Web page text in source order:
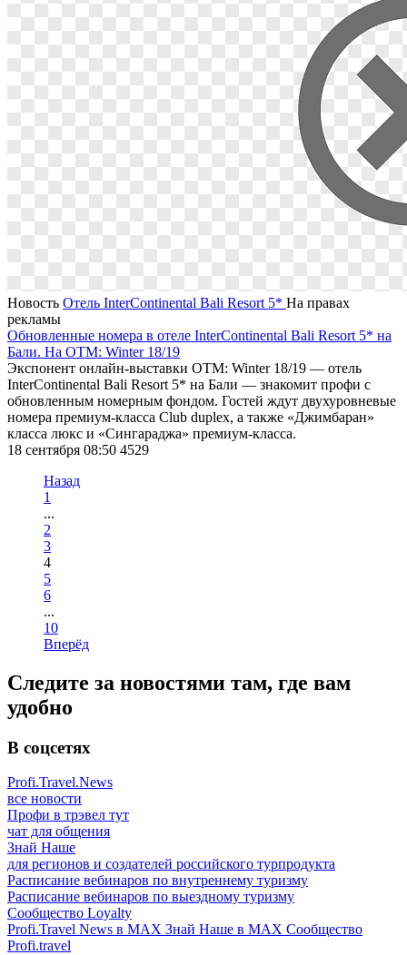
Новость Отель InterContinental Bali Resort 5* На правах
рекламы
Обновленные номера в отеле InterContinental Bali Resort 5* на
Бали. На OTM: Winter 18/19
Экспонент онлайн-выставки OTM: Winter 18/19 — отель
InterContinental Bali Resort 5* на Бали — знакомит профи с
обновленным номерным фондом. Гостей ждут двухуровневые
номера премиум-класса Сlub duplex, а также «Джимбаран»
класса люкс и «Сингараджа» премиум-класса.
18 сентября 08:50 4529
Назад
1
...
2
3
4
5
6
...
10
Вперёд
Следите за новостями там, где вам
удобно
В соцсетях
Profi.Travel.News
все новости
Профи в трэвел тут
чат для общения
Знай Наше
для регионов и создателей российского турпродукта
Расписание вебинаров по внутреннему туризму
Расписание вебинаров по выездному туризму
Сообщество Loyalty
Profi.Travel News в MAX Знай Наше в MAX Сообщество
Profi.travel